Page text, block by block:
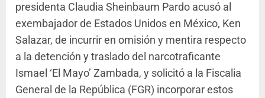
presidenta Claudia Sheinbaum Pardo acusó al
exembajador de Estados Unidos en México, Ken
Salazar, de incurrir en omisión y mentira respecto
a la detención y traslado del narcotraficante
Ismael ‘El Mayo’ Zambada, y solicitó a la Fiscalia
General de la República (FGR) incorporar estos